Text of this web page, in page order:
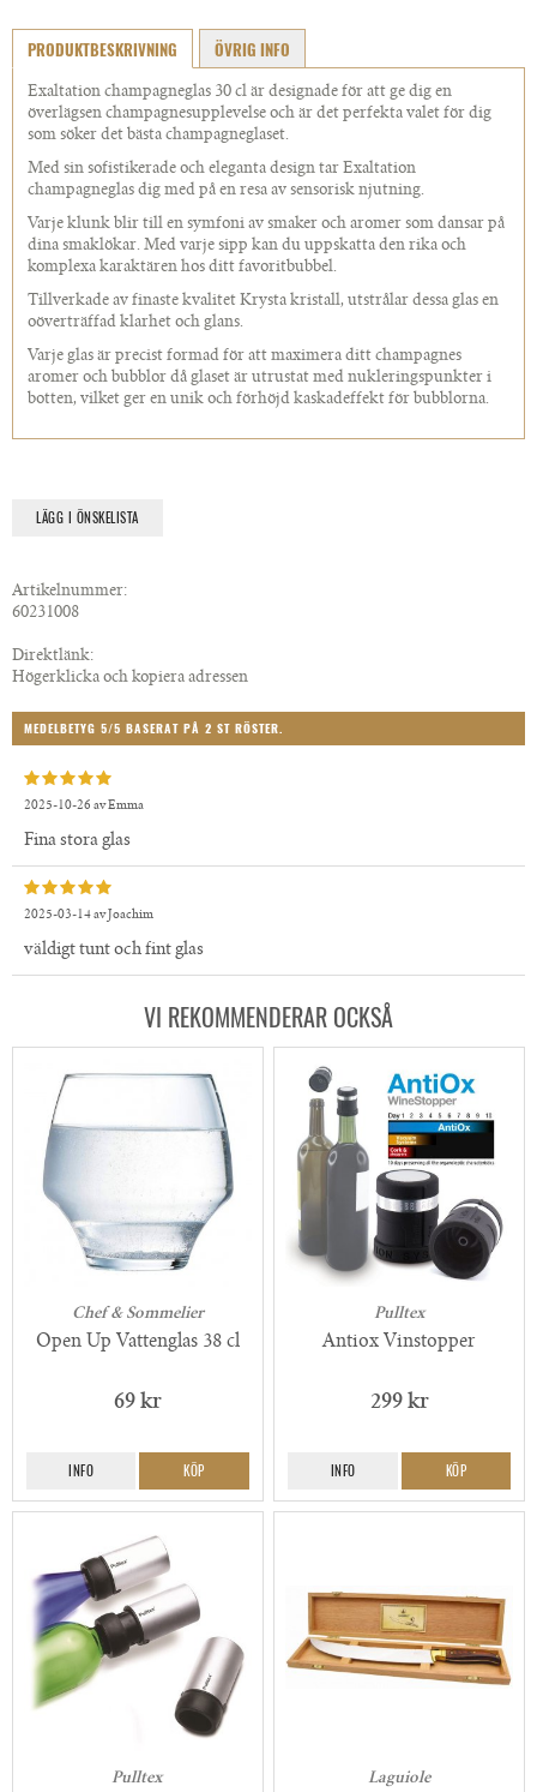
PRODUKTBESKRIVNING ÖVRIG INFO
Exaltation champagneglas 30 cl är designade för att ge dig en
överlägsen champagnesupplevelse och är det perfekta valet för dig
som söker det bästa champagneglaset.
Med sin sofistikerade och eleganta design tar Exaltation
champagneglas dig med på en resa av sensorisk njutning.
Varje klunk blir till en symfoni av smaker och aromer som dansar på
dina smaklökar. Med varje sipp kan du uppskatta den rika och
komplexa karaktären hos ditt favoritbubbel.
Tillverkade av finaste kvalitet Krysta kristall, utstrålar dessa glas en
oöverträffad klarhet och glans.
Varje glas är precist formad för att maximera ditt champagnes
aromer och bubblor då glaset är utrustat med nukleringspunkter i
botten, vilket ger en unik och förhöjd kaskadeffekt för bubblorna.
LÄGG I ÖNSKELISTA
Artikelnummer:
60231008
Direktlänk:
Högerklicka och kopiera adressen
MEDELBETYG 5/5 BASERAT PÅ 2 ST RÖSTER.
2025-10-26 avEmma
Fina stora glas
2025-03-14 av Joachim
väldigt tunt och fint glas
VI REKOMMENDERAR OCKSÅ
Chef & Sommelier
Open Up Vattenglas 38 cl
69 kr
INFO KÖP
Pulltex
Antiox Vinstopper
299 kr
INFO KÖP
Pulltex Laguiole